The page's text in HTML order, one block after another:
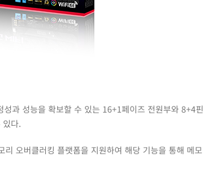
과 성능을 확보할 수 있는 16+1페이즈 전원부와 8+4핀
있다.
오버클러킹 플랫폼을 지원하여 해당 기능을 통해 메모